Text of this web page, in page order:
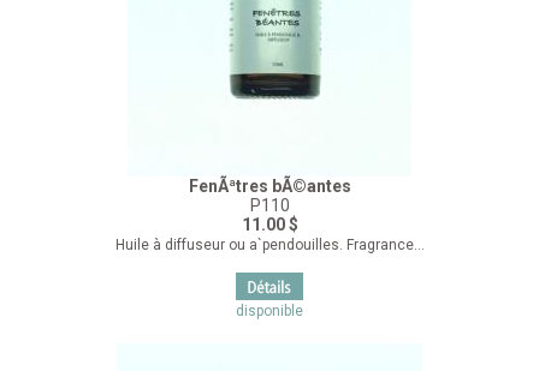
FenÃªtres bÃ©antes
P110
11.00 $
Huile à diffuseur ou a`pendouilles. Fragrance...
disponible